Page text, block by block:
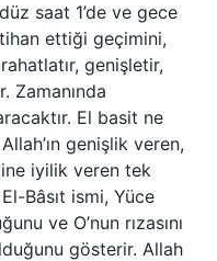
saat 1’de ve gece
ettiği geçimini,
genişletir,
Zamanında
El basit ne
genişlik veren,
iyilik veren tek
Bâsıt ismi, Yüce
ve O’nun rızasını
gösterir. Allah